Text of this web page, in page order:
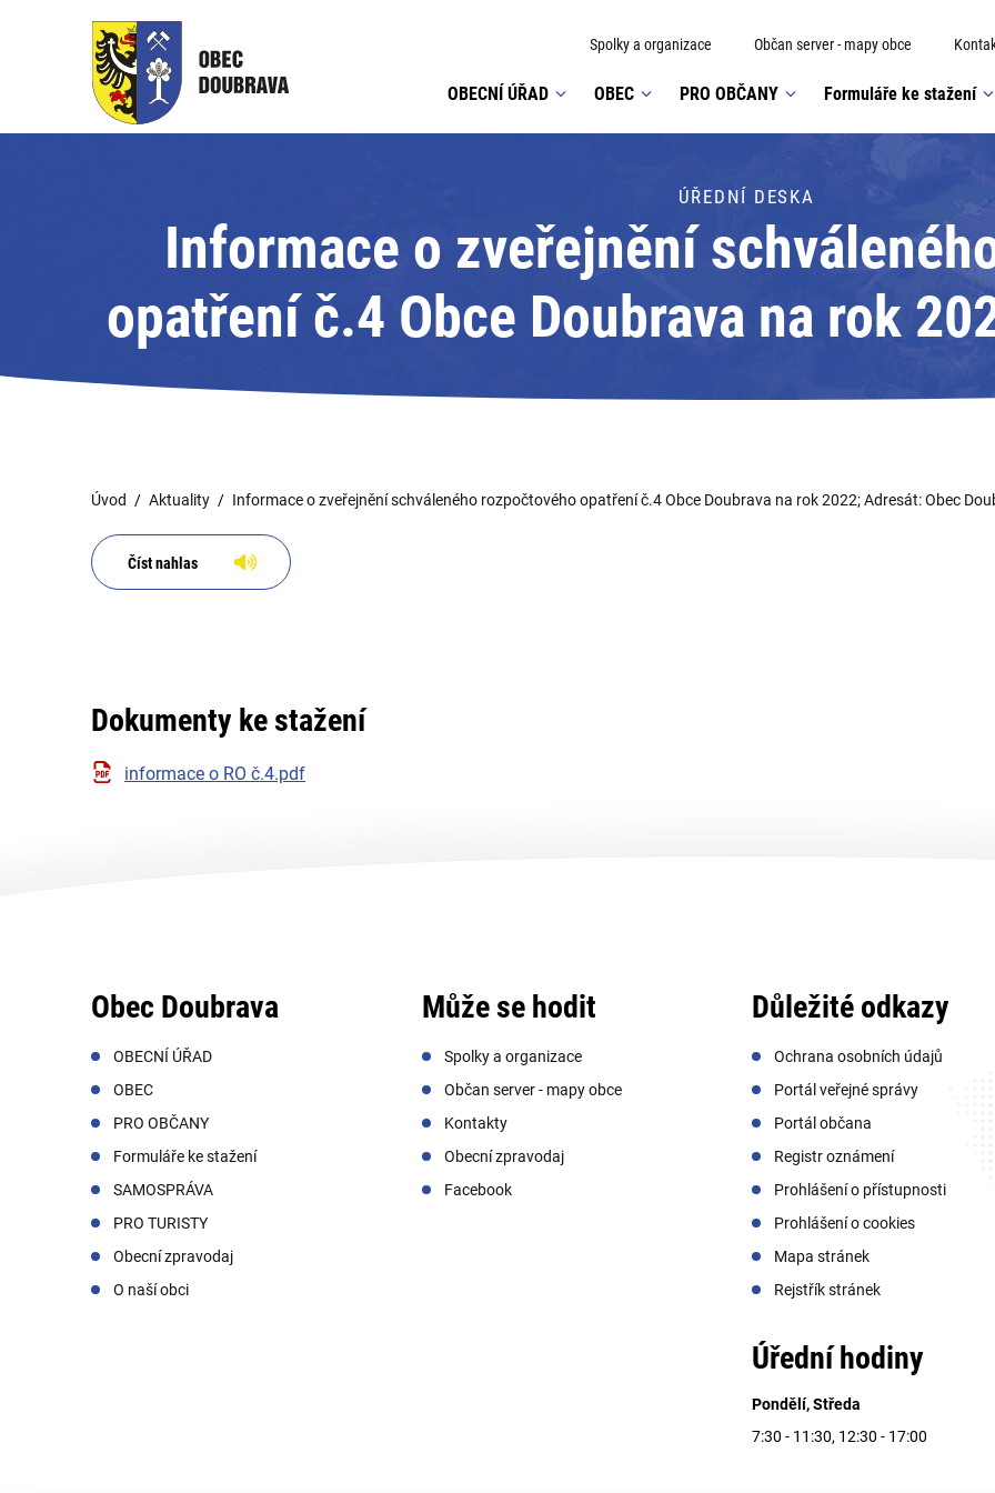
Spolky a organizace Občan server - mapy obce
OBECNÍ ÚŘAD OBEC PRO OBČANY Formuláře ke stažení
ÚŘEDNÍ DESKA
Informace o zveřejnění
opatření č.4 Obce Doubrava na rok
Doubrava
Úvod Aktuality Informace o zveřejnění schváleného rozpočtového opatření č.4 Obce Doubrava na rok 2022; Adresát: Obec
Číst nahlas
Dokumenty ke stažení
informace o RO č.4.pdf
Obec Doubrava
OBECNÍ ÚŘAD
OBEC
PRO OBČANY
Formuláře ke stažení
SAMOSPRÁVA
PRO TURISTY
Obecní zpravodaj
O naší obci
Může se hodit
Spolky a organizace
Občan server - mapy obce
Kontakty
Obecní zpravodaj
Facebook
Důležité odkazy
Ochrana osobních údajů
Portál veřejné správy
Portál občana
Registr oznámení
Prohlášení o přístupnosti
Prohlášení o cookies
Mapa stránek
Rejstřík stránek
Úřední hodiny
Pondělí, Středa
7:30 - 11:30, 12:30 - 17:00